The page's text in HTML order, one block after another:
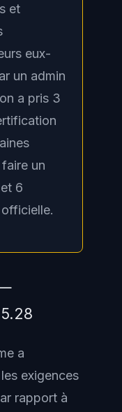
et
eux-
un admin
a pris 3
un
6
a
exigences
rapport à